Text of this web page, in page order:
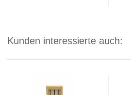
Kunden interessierte auch: